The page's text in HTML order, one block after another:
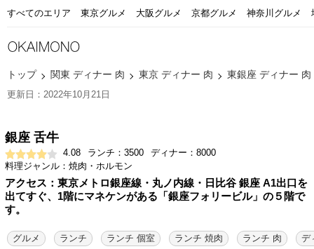
すべてのエリア 東京グルメ 大阪グルメ 京都グルメ 神奈川グルメ
トップ 関東 ディナー 肉 東京 ディナー 肉 東銀座 ディナー 肉
更新日：2022年10月21日
銀座 舌牛
4.08 ランチ：3500
ディナー：8000
料理ジャンル：焼肉・ホルモン
アクセス：東京メトロ銀座線・丸ノ内線・日比谷 銀座 A1出口を
出てすぐ、1階にマネケンがある「銀座フォリービル」の５階で
す。
グルメ ランチ ランチ 個室 ランチ 焼肉 ランチ 肉 デ